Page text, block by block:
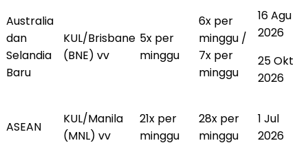
Australia
dan
Selandia
Baru
KUL/Brisbane
(BNE) vv
5x per
minggu
6x per
minggu /
7x per
minggu
16 Agu
2026
25 Okt
2026
ASEAN
KUL/Manila
(MNL) vv
21x per
minggu
28x per
minggu
1 Jul
2026